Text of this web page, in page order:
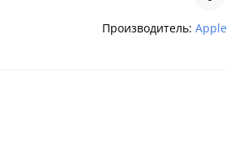
Производитель: Apple